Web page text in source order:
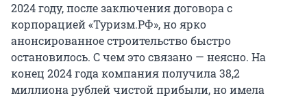
2024 году, после заключения договора с
корпорацией «Туризм.РФ», но ярко
анонсированное строительство быстро
остановилось. С чем это связано — неясно. На
конец 2024 года компания получила 38,2
миллиона рублей чистой прибыли, но имела